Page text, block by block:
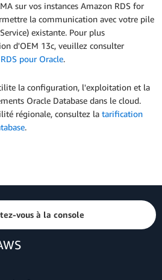
sur vos instances Amazon RDS for
la communication avec votre pile
existante. Pour plus
d'OEM 13c, veuillez consulter
pour Oracle.
la configuration, l'exploitation et la
Oracle Database dans le cloud.
régionale, consultez la tarification
.
vous à la console